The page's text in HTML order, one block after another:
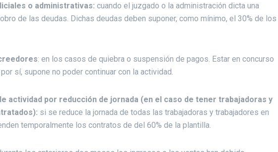
o administrativas: cuando el juzgado o la administración dicta una
de las deudas. Dichas deudas deben suponer, como mínimo, el 30% de los
: en los casos de quiebra o suspensión de pagos. Estar en concurso
sí, supone no poder continuar con la actividad.
actividad por reducción de jornada (en el caso de tener trabajadoras y
si se reduce la jornada de todas las trabajadoras y trabajadores en
temporalmente los contratos de del 60% de la plantilla.